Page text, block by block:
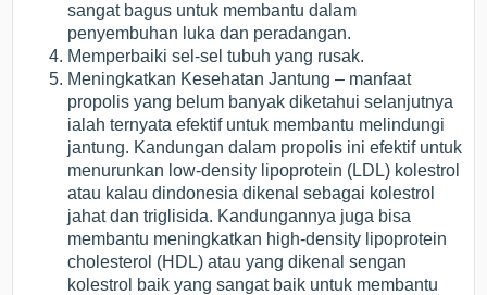
sangat bagus untuk membantu dalam
penyembuhan luka dan peradangan.
Memperbaiki sel-sel tubuh yang rusak.
Meningkatkan Kesehatan Jantung – manfaat
propolis yang belum banyak diketahui selanjutnya
ialah ternyata efektif untuk membantu melindungi
jantung. Kandungan dalam propolis ini efektif untuk
menurunkan low-density lipoprotein (LDL) kolestrol
atau kalau dindonesia dikenal sebagai kolestrol
jahat dan triglisida. Kandungannya juga bisa
membantu meningkatkan high-density lipoprotein
cholesterol (HDL) atau yang dikenal sengan
kolestrol baik yang sangat baik untuk membantu